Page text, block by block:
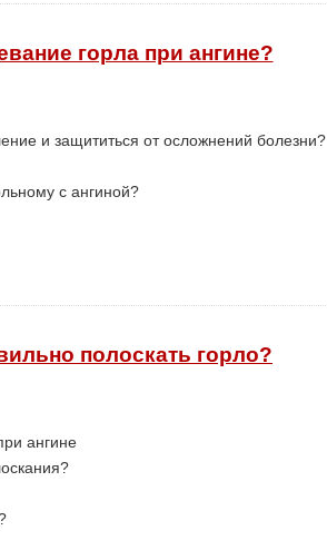
горла при ангине?
и защититься от осложнений болезни?
с ангиной?
полоскать горло?
ангине